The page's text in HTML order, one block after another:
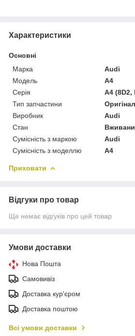
Характеристики
Основні
Марка
Audi
Модель
A4
Серія
A4 (8D2,
Тип запчастини
Оригінал
Виробник
Audi
Стан
Сумісність з маркою
Audi
Сумісність з моделлю
A4
Приховати
Відгуки про товар
Ще немає відгуків про цей товар
Умови доставки
Нова Пошта
Самовивіз
Доставка кур'єром
Доставка поштою
Всі умови доставки